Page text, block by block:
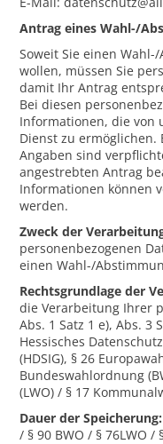
Antrag eines Wahl-/
Soweit Sie einen
wollen, müssen Sie
damit Ihr Antrag
Bei diesen
Informationen, die von
Dienst zu ermöglichen.
Angaben sind
angestrebten Antrag
Informationen können
werden.
Zweck der
personenbezogenen
einen Wahl-/
Rechtsgrundlage der
die Verarbeitung Ihrer
Abs. 1 Satz 1 e), Abs. 3
Hessisches
(HDSIG), § 26
Bundeswahlordnung
(LWO) / § 17
Dauer der Speicherung:
/ § 90 BWO / § 76LWO /